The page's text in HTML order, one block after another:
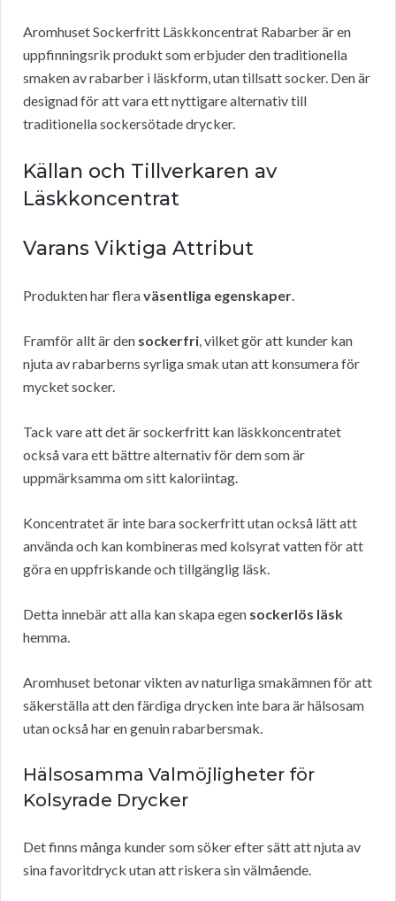
Aromhuset Sockerfritt Läskkoncentrat Rabarber är en
uppfinningsrik produkt som erbjuder den traditionella
smaken av rabarber i läskform, utan tillsatt socker. Den är
designad för att vara ett nyttigare alternativ till
traditionella sockersötade drycker.
Källan och Tillverkaren av
Läskkoncentrat
Varans Viktiga Attribut
Produkten har fleraväsentliga egenskaper.
Framför allt är den sockerfri, vilket gör att kunder kan
njuta av rabarberns syrliga smak utan att konsumera för
mycket socker.
Tack vare att det är sockerfritt kan läskkoncentratet
också vara ett bättre alternativ för dem som är
uppmärksamma om sitt kaloriintag.
Koncentratet är inte bara sockerfritt utan också lätt att
använda och kan kombineras med kolsyrat vatten för att
göra en uppfriskande och tillgänglig läsk.
Detta innebär att alla kan skapa egen sockerlös läsk
hemma.
Aromhuset betonar vikten av naturliga smakämnen för att
säkerställa att den färdiga drycken inte bara är hälsosam
utan också har en genuin rabarbersmak.
Hälsosamma Valmöjligheter för
Kolsyrade Drycker
Det finns många kunder som söker efter sätt att njuta av
sina favoritdryck utan att riskera sin välmående.